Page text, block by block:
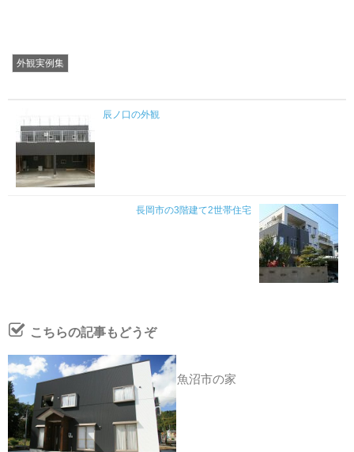
外観実例集
辰ノ口の外観
長岡市の3階建て2世帯住宅
こちらの記事もどうぞ
魚沼市の家